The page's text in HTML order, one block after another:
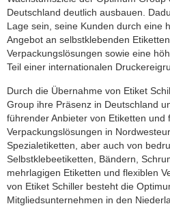
Deutschland deutlich ausbauen.
Lage sein, seine Kunden durch eine
Angebot an selbstklebenden
Verpackungslösungen sowie eine
Teil einer internationalen
Durch die Übernahme von Etiket
Group ihre Präsenz in Deutschland
führender Anbieter von Etiketten und
Verpackungslösungen in
Spezialetiketten, aber auch von
Selbstklebeetiketten, Bändern,
mehrlagigen Etiketten und flexiblen
von Etiket Schiller besteht die
Mitgliedsunternehmen in den